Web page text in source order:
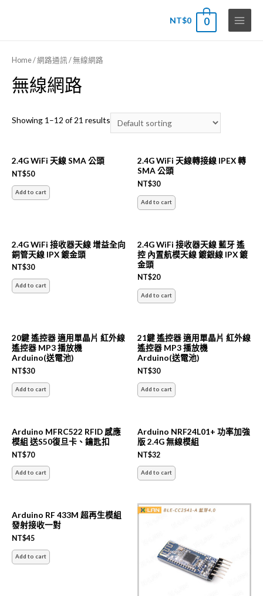
NT$0 0
Main
Home/網路通訊 / 無線網路
無線網路
Showing 1–12 of 21 results
2.4G WiFi 天線 SMA 公頭
NT$50
Add to cart
2.4G WiFi 天線轉接線 IPEX 轉
SMA 公頭
NT$30
Add to cart
2.4G WiFi 接收器天線 增益全向
銅管天線 IPX 鍍金頭
NT$30
Add to cart
2.4G WiFi 接收器天線 藍牙 遙
控 內置航模天線 鍍銀線 IPX 鍍
金頭
NT$20
Add to cart
20鍵 遙控器 適用單晶片 紅外線
遙控器 MP3 播放機
Arduino(送電池)
NT$30
Add to cart
21鍵 遙控器 適用單晶片 紅外線
遙控器 MP3 播放機
Arduino(送電池)
NT$30
Add to cart
Arduino MFRC522 RFID 感應
模組 送S50復旦卡、鑰匙扣
NT$70
Add to cart
Arduino NRF24L01+ 功率加強
版 2.4G 無線模組
NT$32
Add to cart
Arduino RF 433M 超再生模組
發射接收一對
NT$45
Add to cart